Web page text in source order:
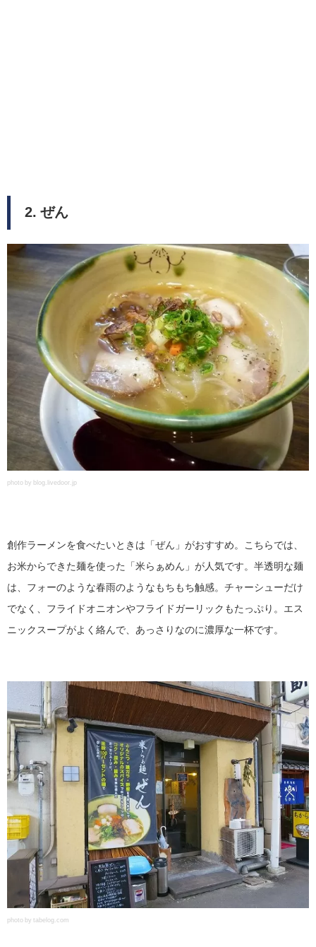
2. ぜん
photo by blog.livedoor.jp
創作ラーメンを食べたいときは「ぜん」がおすすめ。こちらでは、
お米からできた麺を使った「米らぁめん」が人気です。半透明な麺
は、フォーのような春雨のようなもちもち触感。チャーシューだけ
でなく、フライドオニオンやフライドガーリックもたっぷり。エス
ニックスープがよく絡んで、あっさりなのに濃厚な一杯です。
photo by tabelog.com